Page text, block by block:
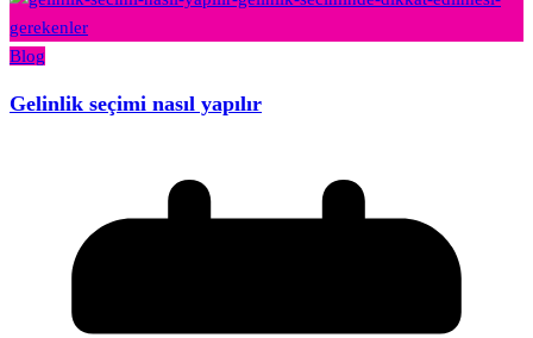
Blog
Gelinlik seçimi nasıl yapılır